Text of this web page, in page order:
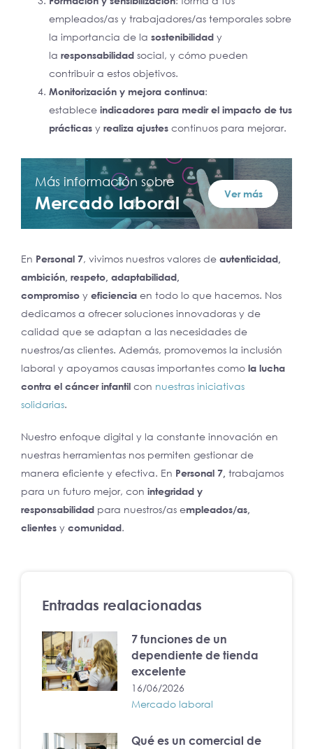
empleados/as y trabajadores/as temporales sobre
la importancia de la sostenibilidad y
la responsabilidad social, y cómo pueden
contribuir a estos objetivos.
Monitorización y mejora continua:
establece indicadores para medir el impacto de tus
prácticas y realiza ajustes continuos para mejorar.
Más información sobre
Mercado laboral Ver más
En Personal 7, vivimos nuestros valores de autenticidad,
ambición, respeto, adaptabilidad,
compromiso y eficiencia en todo lo que hacemos. Nos
dedicamos a ofrecer soluciones innovadoras y de
calidad que se adaptan a las necesidades de
nuestros/as clientes. Además, promovemos la inclusión
laboral y apoyamos causas importantes como la lucha
contra el cáncer infantil con nuestras iniciativas
solidarias.
Nuestro enfoque digital y la constante innovación en
nuestras herramientas nos permiten gestionar de
manera eficiente y efectiva. En Personal 7, trabajamos
para un futuro mejor, con integridad y
responsabilidad para nuestros/as empleados/as,
clientes y comunidad.
Entradas realacionadas
7 funciones de un
dependiente de tienda
excelente
16/06/2026
Mercado laboral
Qué es un comercial de